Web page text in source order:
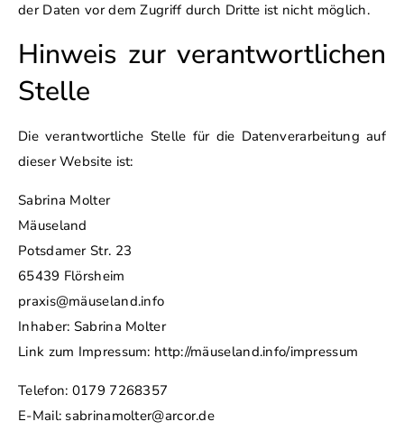
der Daten vor dem Zugriff durch Dritte ist nicht möglich.
Hinweis zur verantwortlichen
Stelle
Die verantwortliche Stelle für die Datenverarbeitung auf
dieser Website ist:
Sabrina Molter
Mäuseland
Potsdamer Str. 23
65439 Flörsheim
praxis@mäuseland.info
Inhaber: Sabrina Molter
Link zum Impressum: http://mäuseland.info/impressum
Telefon: 0179 7268357
E-Mail: sabrinamolter@arcor.de